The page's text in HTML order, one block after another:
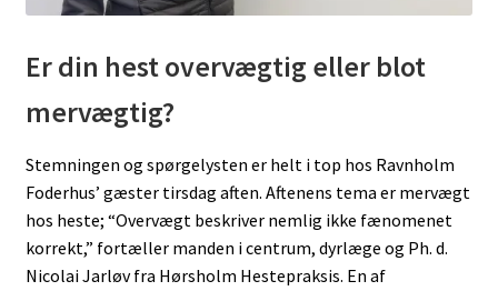
Er din hest overvægtig eller blot
mervægtig?
Stemningen og spørgelysten er helt i top hos Ravnholm
Foderhus’ gæster tirsdag aften. Aftenens tema er mervægt
hos heste; “Overvægt beskriver nemlig ikke fænomenet
korrekt,” fortæller manden i centrum, dyrlæge og Ph. d.
Nicolai Jarløv fra Hørsholm Hestepraksis. En af